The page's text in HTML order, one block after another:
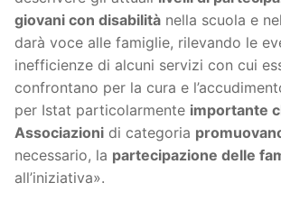
giovani con disabilità nella scuola e
darà voce alle famiglie, rilevando le
inefficienze di alcuni servizi con cui
confrontano per la cura e
per Istat particolarmente importante
Associazioni di categoria
necessario, la partecipazione delle
all’iniziativa».